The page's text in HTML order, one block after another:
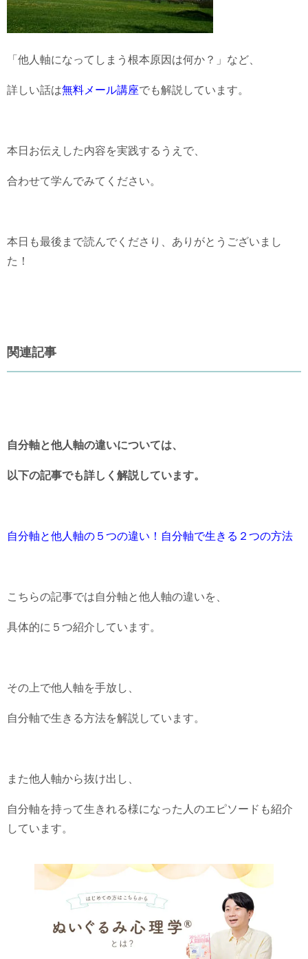
「他人軸になってしまう根本原因は何か？」など、
詳しい話は無料メール講座でも解説しています。
本日お伝えした内容を実践するうえで、
合わせて学んでみてください。
本日も最後まで読んでくださり、ありがとうございまし
た！
関連記事
自分軸と他人軸の違いについては、
以下の記事でも詳しく解説しています。
自分軸と他人軸の５つの違い！自分軸で生きる２つの方法
こちらの記事では自分軸と他人軸の違いを、
具体的に５つ紹介しています。
その上で他人軸を手放し、
自分軸で生きる方法を解説しています。
また他人軸から抜け出し、
自分軸を持って生きれる様になった人のエピソードも紹介
しています。